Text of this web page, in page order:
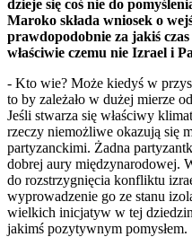
dzieje się coś nie do
Maroko składa wniosek o
prawdopodobnie za jakiś
właściwie czemu nie Izrael i
- Kto wie? Może kiedyś w
to by zależało w dużej mierze
Jeśli stwarza się właściwy
rzeczy niemożliwe okazują się
partyzanckimi. Żadna
dobrej aury międzynarodowej.
do rozstrzygnięcia konfliktu
wyprowadzenie go ze stanu
wielkich inicjatyw w tej
jakimś pozytywnym pomysłem.